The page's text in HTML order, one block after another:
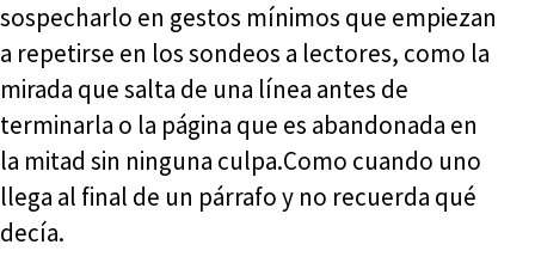
sospecharlo en gestos mínimos que empiezan
a repetirse en los sondeos a lectores, como la
mirada que salta de una línea antes de
terminarla o la página que es abandonada en
la mitad sin ninguna culpa.Como cuando uno
llega al final de un párrafo y no recuerda qué
decía.